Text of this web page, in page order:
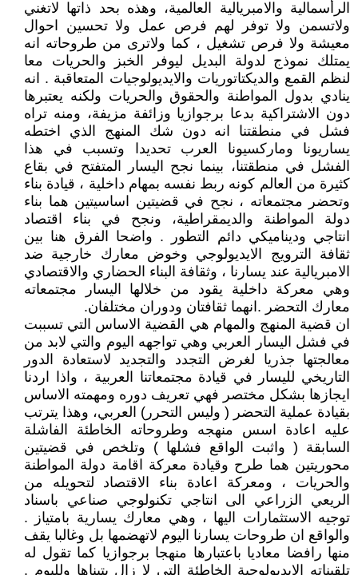
الرأسمالية والامبريالية العالمية، وهذه بحد ذاتها لاتغني
ولاتسمن ولا توفر لهم فرص عمل ولا تحسين احوال
معيشة ولا فرص تشغيل ، كما ولاترى من طروحاته انه
يمتلك نموذج لدولة البديل ليوفر الخبز والحريات معا
لنظم القمع والديكتاتوريات والايديولوجيات المتعاقبة . انه
ينادي بدول المواطنة والحقوق والحريات ولكنه يعتبرها
دون الاشتراكية بدعا برجوازيا وزائفة مزيفة، ومنه تراه
فشل في منطقتنا انه دون شك المنهج الذي اختطه
يساريونا وماركسيونا العرب تحديدا وتسبب في هذا
الفشل في منطقتنا، بينما نجح اليسار المتفتح في بقاع
كثيرة من العالم كونه ربط نفسه بمهام داخلية ، قيادة بناء
وتحضر مجتمعاته ، نجح في قضيتين اساسيتين هما بناء
دولة المواطنة والديمقراطية، ونجح في بناء اقتصاد
انتاجي وديناميكي دائم التطور . واضحا الفرق هنا بين
ثقافة الترويج الايديولوجي وخوض معارك خارجية ضد
الامبريالية عند يسارنا ، وثقافة البناء الحضاري والاقتصادي
وهي معركة داخلية يقود من خلالها اليسار مجتمعاته
معارك التحضر .انهما ثقافتان ودوران مختلفان.
ان قضية المنهج والمهام هي القضية الاساس التي تسببت
في فشل اليسار العربي وهي تواجهه اليوم والتي لابد من
معالجتها جذريا لغرض التجدد والتجديد لاستعادة الدور
التاريخي لليسار في قيادة مجتمعاتنا العربية ، واذا اردنا
ايجازها بشكل مختصر فهي تعريف دوره ومهمته الاساس
بقيادة عملية التحضر ( وليس التحرر) العربي، وهذا يترتب
عليه اعادة اسس منهجه وطروحاته الخاطئة الفاشلة
السابقة ( واثبت الواقع فشلها ) وتلخص في قضيتين
محوريتين هما طرح وقيادة معركة اقامة دولة المواطنة
والحريات ، ومعركة اعادة بناء الاقتصاد لتحويله من
الريعي الزراعي الى انتاجي تكنولوجي صناعي باسناد
توجيه الاستثمارات اليها ، وهي معارك يسارية بامتياز .
والواقع ان طروحات يسارنا اليوم لاتهضمها بل وغالبا يقف
منها رافضا معاديا باعتبارها منهجا برجوازيا كما تقول له
تلقيناته الايديولوجية الخاطئة التي لا زال يتبناها ولليوم .